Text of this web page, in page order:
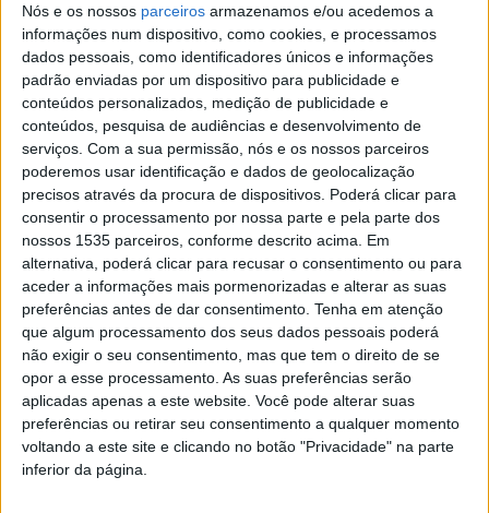
Nós e os nossos parceiros armazenamos e/ou acedemos a
informações num dispositivo, como cookies, e processamos
dados pessoais, como identificadores únicos e informações
padrão enviadas por um dispositivo para publicidade e
conteúdos personalizados, medição de publicidade e
conteúdos, pesquisa de audiências e desenvolvimento de
serviços. Com a sua permissão, nós e os nossos parceiros
poderemos usar identificação e dados de geolocalização
precisos através da procura de dispositivos. Poderá clicar para
consentir o processamento por nossa parte e pela parte dos
nossos 1535 parceiros, conforme descrito acima. Em
alternativa, poderá clicar para recusar o consentimento ou para
aceder a informações mais pormenorizadas e alterar as suas
preferências antes de dar consentimento. Tenha em atenção
que algum processamento dos seus dados pessoais poderá
não exigir o seu consentimento, mas que tem o direito de se
opor a esse processamento. As suas preferências serão
aplicadas apenas a este website. Você pode alterar suas
preferências ou retirar seu consentimento a qualquer momento
voltando a este site e clicando no botão "Privacidade" na parte
inferior da página.
O Síntese – Grupo de Música Contemporânea apresenta-
se no Centro de Cultura Contemporânea de Castelo
Branco, este sábado, 12 de outubro, às 17h30,
apresentando “Revolução”.
Constituído em 2007, o grupo é um dos mais ativos de
música contemporânea em Portugal. Desde a sua
fundação fez a estreia absoluta de 60 obras, na sua
maioria resultado de encomendas a compositores
portugueses ou radicados em Portugal de diferentes
gerações e visões estéticas.